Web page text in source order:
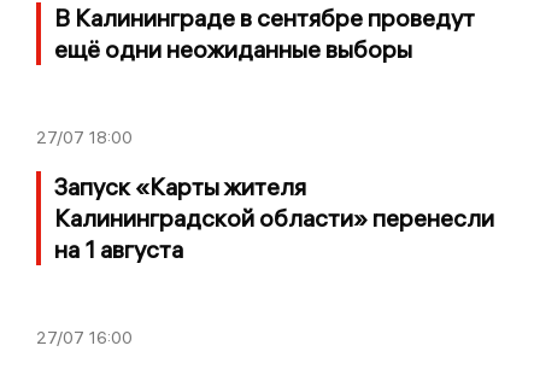
В Калининграде в сентябре проведут
ещё одни неожиданные выборы
27/07 18:00
Запуск «Карты жителя
Калининградской области» перенесли
на 1 августа
27/07 16:00